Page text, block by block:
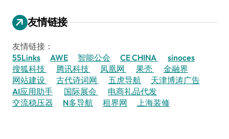
友情链接
友情链接：
55Links
AWE 智能公会 CE CHINA
sinoces
搜狐科技
腾讯科技 凤凰网 果壳
金融界
网站建设
古代诗词网 五虎导航
天津博涛广告
AI应用助手
国际展会
电商礼品代发
交流稳压器
N多导航 租界网 上海装修